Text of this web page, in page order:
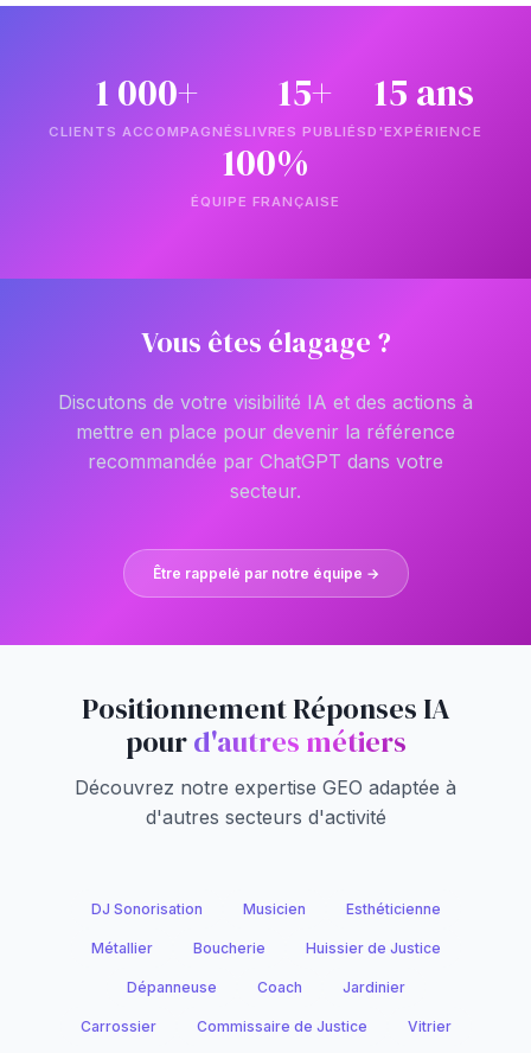
1 000+
CLIENTS ACCOMPAGNÉS
15+
LIVRES PUBLIÉS
15 ans
D'EXPÉRIENCE
100%
ÉQUIPE FRANÇAISE
Vous êtes élagage ?
Discutons de votre visibilité IA et des actions à
mettre en place pour devenir la référence
recommandée par ChatGPT dans votre
secteur.
Être rappelé par notre équipe →
Positionnement Réponses IA
pourd'autres métiers
Découvrez notre expertise GEO adaptée à
d'autres secteurs d'activité
DJ Sonorisation Musicien Esthéticienne
Métallier Boucherie Huissier de Justice
Dépanneuse Coach Jardinier
Carrossier Commissaire de Justice Vitrier